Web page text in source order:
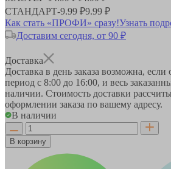
СТАНДАРТ-9.99 ₽9.99 ₽
Как стать «ПРОФИ» сразу!Узнать
Доставим сегодня, от 90 ₽
Доставка
Доставка в день заказа возможна,
период с 8:00 до 16:00, и весь
наличии. Стоимость доставки
оформлении заказа по вашему адресу.
В наличии
В корзину